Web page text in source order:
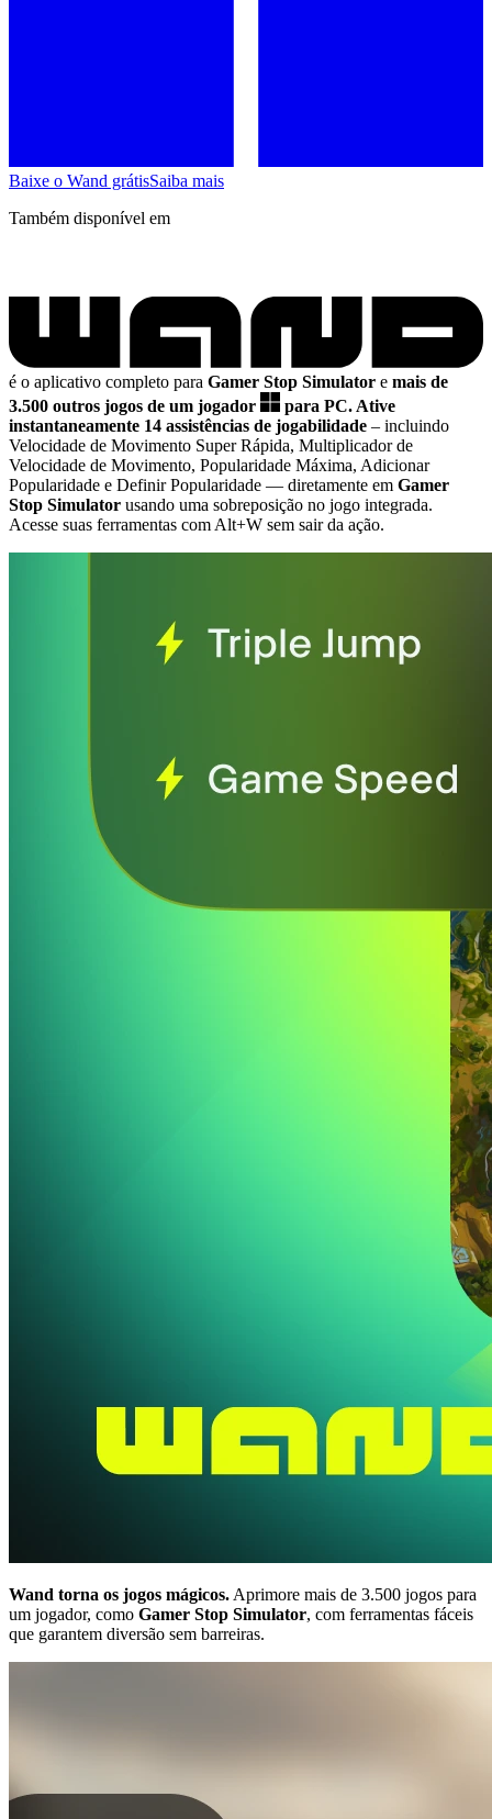
Baixe o Wand grátisSaiba mais
Também disponível em
é o aplicativo completo para Gamer Stop Simulator e mais de
3.500 outros jogos de um jogador
para PC. Ative
instantaneamente 14 assistências de jogabilidade – incluindo
Velocidade de Movimento Super Rápida, Multiplicador de
Velocidade de Movimento, Popularidade Máxima, Adicionar
Popularidade e Definir Popularidade — diretamente em Gamer
Stop Simulator usando uma sobreposição no jogo integrada.
Acesse suas ferramentas com Alt+W sem sair da ação.
Wand torna os jogos mágicos. Aprimore mais de 3.500 jogos para
um jogador, como Gamer Stop Simulator, com ferramentas fáceis
que garantem diversão sem barreiras.